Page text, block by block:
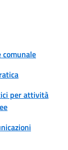
comunale
per attività